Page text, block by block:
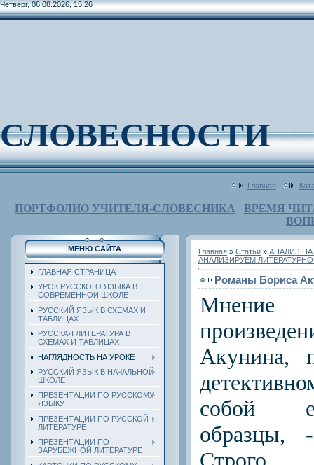
Четверг, 06.08.2026, 15:26
СЛОВЕСНОСТИ
Главная
ПОРТФОЛИО УЧИТЕЛЯ-СЛОВЕСНИКА
ВРЕМЯ
МЕНЮ САЙТА
ГЛАВНАЯ СТРАНИЦА
УРОК РУССКОГО ЯЗЫКА В
СОВРЕМЕННОЙ ШКОЛЕ
РУССКИЙ ЯЗЫК В СХЕМАХ И
ТАБЛИЦАХ
РУССКАЯ ЛИТЕРАТУРА В
СХЕМАХ И ТАБЛИЦАХ
НАГЛЯДНОСТЬ НА УРОКЕ
РУССКИЙ ЯЗЫК В НАЧАЛЬНОЙ
ШКОЛЕ
ПРЕЗЕНТАЦИИ ПО РУССКОМУ
ЯЗЫКУ
ПРЕЗЕНТАЦИИ ПО РУССКОЙ
ЛИТЕРАТУРЕ
ПРЕЗЕНТАЦИИ ПО
ЗАРУБЕЖНОЙ ЛИТЕРАТУРЕ
Главная » Статьи » АНАЛИЗ НА
АНАЛИЗИРУЕМ
Романы Бориса
Акунина,
собой
образцы,